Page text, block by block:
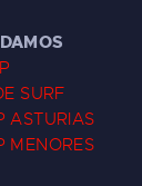
SURF
ASTURIAS
MENORES